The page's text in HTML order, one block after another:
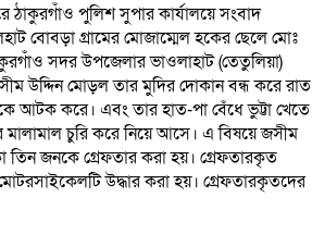
ঠাকুরগাঁও পুলিশ সুপার কার্যালয়ে সংবাদ
বোবড়া গ্রামের মোজাম্মেল হকের ছেলে মোঃ
সদর উপজেলার ভাওলাহাট (তেতুলিয়া)
উদ্দিন মোড়ল তার মুদির দোকান বন্ধ করে রাত
আটক করে। এবং তার হাত-পা বেঁধে ভুট্টা খেতে
চুরি করে নিয়ে আসে। এ বিষয়ে জসীম
তিন জনকে গ্রেফতার করা হয়। গ্রেফতারকৃত
উদ্ধার করা হয়। গ্রেফতারকৃতদের